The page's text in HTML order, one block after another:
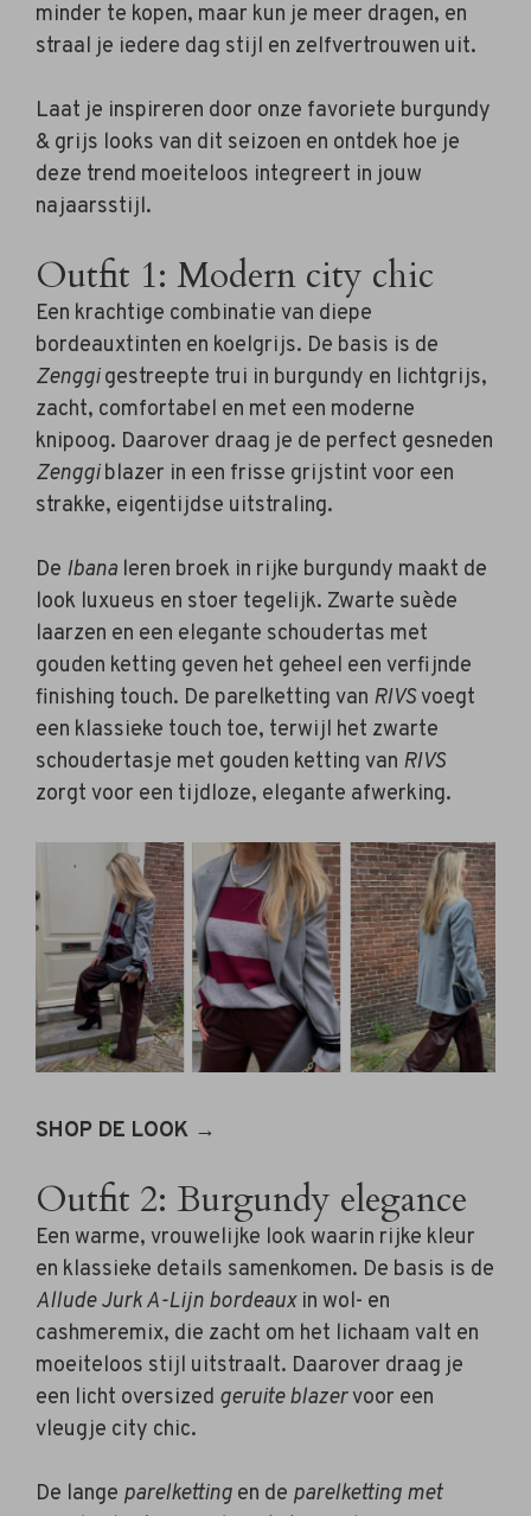
minder te kopen, maar kun je meer dragen, en
straal je iedere dag stijl en zelfvertrouwen uit.
Laat je inspireren door onze favoriete burgundy
& grijs looks van dit seizoen en ontdek hoe je
deze trend moeiteloos integreert in jouw
najaarsstijl.
Outfit 1: Modern city chic
Een krachtige combinatie van diepe
bordeauxtinten en koelgrijs. De basis is de
Zenggigestreepte trui in burgundy en lichtgrijs,
zacht, comfortabel en met een moderne
knipoog. Daarover draag je de perfect gesneden
Zenggiblazer in een frisse grijstint voor een
strakke, eigentijdse uitstraling.
De Ibana leren broek in rijke burgundy maakt de
look luxueus en stoer tegelijk. Zwarte suède
laarzen en een elegante schoudertas met
gouden ketting geven het geheel een verfijnde
finishing touch. De parelketting van RIVSvoegt
een klassieke touch toe, terwijl het zwarte
schoudertasje met gouden ketting van RIVS
zorgt voor een tijdloze, elegante afwerking.
SHOP DE LOOK →
Outfit 2: Burgundy elegance
Een warme, vrouwelijke look waarin rijke kleur
en klassieke details samenkomen. De basis is de
Allude Jurk A-Lijn bordeauxin wol- en
cashmeremix, die zacht om het lichaam valt en
moeiteloos stijl uitstraalt. Daarover draag je
een licht oversized geruite blazervoor een
vleugje city chic.
De lange parelketting en de parelketting met